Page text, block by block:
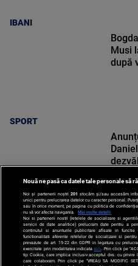
IBANI
SPORT
Musi
după
SPORT
Nouă ne pasă ca datele tale personale să
Noi și partenerii noștri 201 stocăm și/sau accesăm
unici pentru prelucrarea datelor cu caracter personal.
sau în orice moment, pe pagina cu politica de
nu vă vor afecta navigarea.
Mai multe detalii
Noi si partenerii nostri (retelele de socializare si
servicii de date analitice) prelucram date pentru a
continutul si anunturile publicitare afisate in
functionalitati aferente retelelor de socializare si
prevazute de art. 15-22 din GDPR in legatura cu
exercitate prin modalitatea indicataaici . Prin click pe
tip Cookie, care implica inclusiv acceptul dvs. cu privire
care colaboram. Prin click pe “VREAU SA MODIFIC